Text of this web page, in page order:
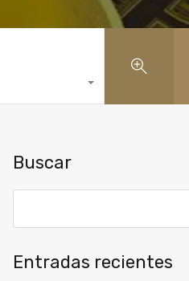
Buscar
Entradas recientes